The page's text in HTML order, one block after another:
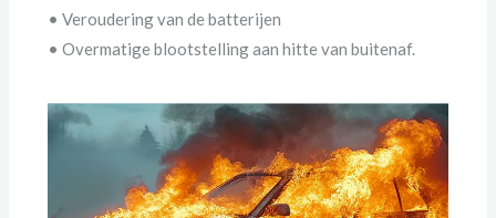
• Veroudering van de batterijen
• Overmatige blootstelling aan hitte van buitenaf.